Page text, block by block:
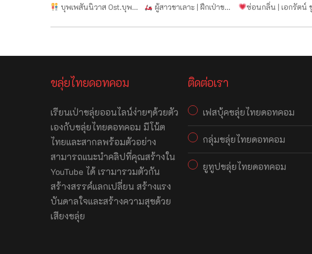
บุพเพสันนิวาส Ost.บุพเพสันนิวาส | ฝึกเป่าขลุ่ย โน้ตขลุ่ย แท้บขลุ่ย | ขลุ่ยไทยดอทคอม ผู้สาวขาเลาะ | ฝึกเป่าขลุ่ย โน้ตขลุ่ย แท้บขลุ่ย | ขลุ่ยไทยดอทคอม ซ่อนกลิ่น | เอกรัตน์ ชูวงษ์ ขลุ่ยนิลมังกร
ขลุ่ยไทยดอทคอม
เรียนเป่าขลุ่ยออนไลน์ง่ายๆด้วยตัว
เองกับขลุ่ยไทยดอทคอม มีโน้ต
ไทยและสากลพร้อมตัวอย่าง
สามารถแนะนำคลิปที่คุณสร้างใน
YouTube ได้ เรามารวมตัวกัน
สร้างสรรค์แลกเปลี่ยน สร้างแรง
บันดาลใจและสร้างความสุขด้วย
เสียงขลุ่ย
ติดต่อเรา
เฟสบุ้คขลุ่ยไทยดอทคอม
กลุ่มขลุ่ยไทยดอทคอม
ยูทูปขลุ่ยไทยดอทคอม